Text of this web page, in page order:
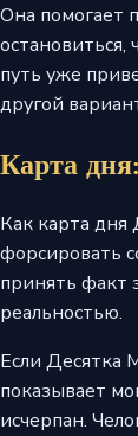
Она помогает
остановиться,
путь уже
другой
Карта
Как карта дня
форсировать
принять факт
реальностью.
Если Десятка
показывает
исчерпан.